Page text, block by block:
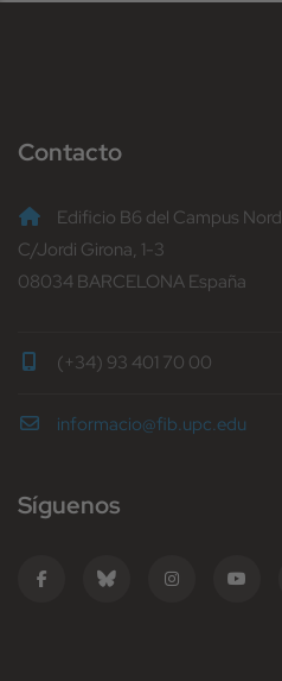
Contacto
Edificio B6 del Campus Nord
C/Jordi Girona, 1-3
08034 BARCELONA España
(+34) 93 401 70 00
informacio@fib.upc.edu
Síguenos